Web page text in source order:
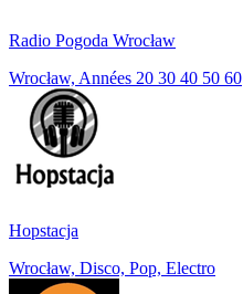
Radio Pogoda Wrocław
Wrocław, Années 20 30 40 50 60
Hopstacja
Wrocław, Disco, Pop, Electro